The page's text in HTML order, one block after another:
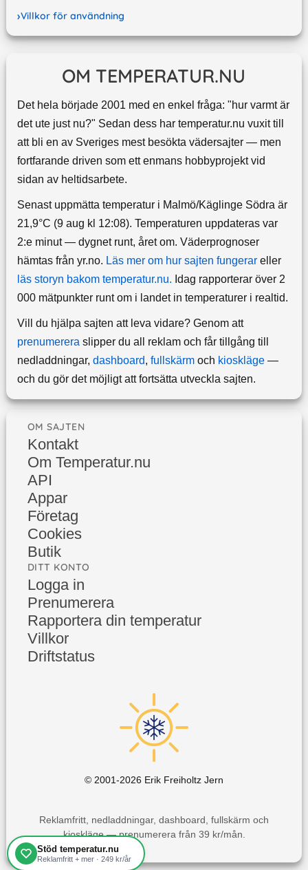
Villkor för användning
OM TEMPERATUR.NU
Det hela började 2001 med en enkel fråga: "hur varmt är
det ute just nu?" Sedan dess har temperatur.nu vuxit till
att bli en av Sveriges mest besökta vädersajter — men
fortfarande driven som ett enmans hobbyprojekt vid
sidan av heltidsarbete.
Senast uppmätta temperatur i Malmö/Käglinge Södra är
21,9°C (9 aug kl 12:08). Temperaturen uppdateras var
2:e minut — dygnet runt, året om. Väderprognoser
hämtas från yr.no. Läs mer om hur sajten fungerareller
läs storyn bakom temperatur.nu. Idag rapporterar över 2
000 mätpunkter runt om i landet in temperaturer i realtid.
Vill du hjälpa sajten att leva vidare? Genom att
prenumereraslipper du all reklam och får tillgång till
nedladdningar, dashboard, fullskärmoch kioskläge—
och du gör det möjligt att fortsätta utveckla sajten.
OM SAJTEN
Kontakt
Om Temperatur.nu
API
Appar
Företag
Cookies
Butik
DITT KONTO
Logga in
Prenumerera
Rapportera din temperatur
Villkor
Driftstatus
© 2001-2026 Erik Freiholtz Jern
Reklamfritt, nedladdningar, dashboard, fullskärm och
kioskläge — prenumerera från 39 kr/mån.
Stöd temperatur.nu
Reklamfritt + mer · 249 kr/år